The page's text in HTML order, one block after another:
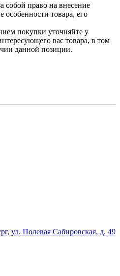
собой право на внесение
особенности товара, его
покупки уточняйте у
вас товара, в том
данной позиции.
ул. Полевая Сабировская, д. 49